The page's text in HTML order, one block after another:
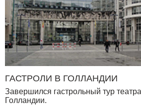
ГАСТРОЛИ В ГОЛЛАНДИИ
Завершился гастрольный тур
Голландии.